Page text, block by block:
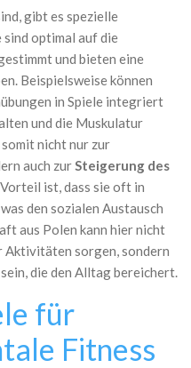
gibt es spezielle
sind optimal auf die
und bieten eine
Beispielsweise können
in Spiele integriert
und die Muskulatur
nicht nur zur
auch zurSteigerung des
ist, dass sie oft in
den sozialen Austausch
aus Polen kann hier nicht
Aktivitäten sorgen, sondern
die den Alltag bereichert.
für
Fitness